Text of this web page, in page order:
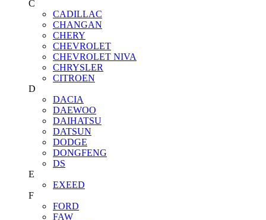
C
CADILLAC
CHANGAN
CHERY
CHEVROLET
CHEVROLET NIVA
CHRYSLER
CITROEN
D
DACIA
DAEWOO
DAIHATSU
DATSUN
DODGE
DONGFENG
DS
E
EXEED
F
FORD
FAW